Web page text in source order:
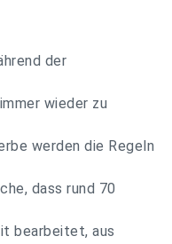
der
wieder zu
werden die Regeln
dass rund 70
bearbeitet, aus